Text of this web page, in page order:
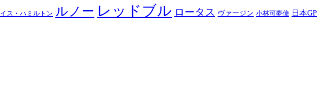
ス・ハミルトン ルノー レッドブル ロータス ヴァージン 小林可夢偉 日本GP